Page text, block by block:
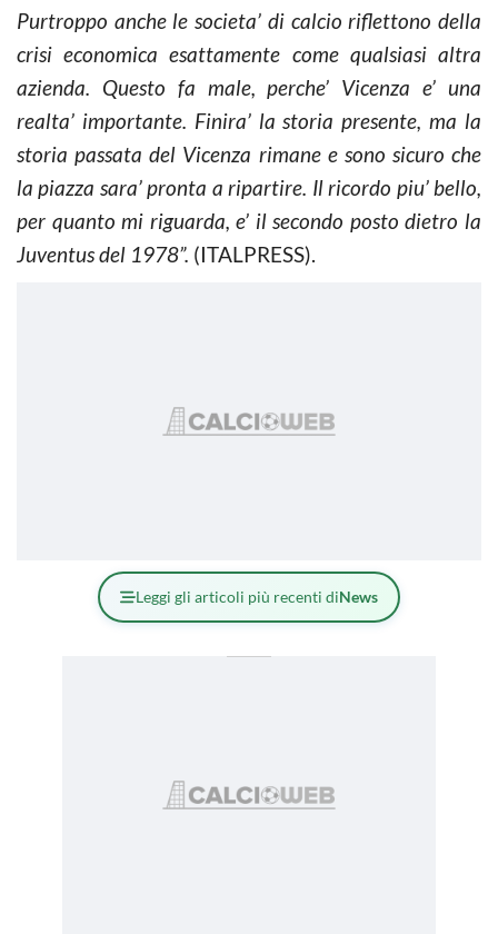
Purtroppo anche le societa’ di calcio riflettono della
crisi economica esattamente come qualsiasi altra
azienda. Questo fa male, perche’ Vicenza e’ una
realta’ importante. Finira’ la storia presente, ma la
storia passata del Vicenza rimane e sono sicuro che
la piazza sara’ pronta a ripartire. Il ricordo piu’ bello,
per quanto mi riguarda, e’ il secondo posto dietro la
Juventus del 1978”. (ITALPRESS).
Leggi gli articoli più recenti diNews